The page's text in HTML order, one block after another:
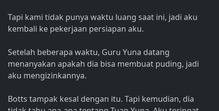
Tapi kami tidak punya waktu luang saat ini, jadi aku
kembali ke pekerjaan persiapan aku.
Setelah beberapa waktu, Guru Yuna datang
menanyakan apakah dia bisa membuat puding, jadi
aku mengizinkannya.
Botts tampak kesal dengan itu. Tapi kemudian, dia